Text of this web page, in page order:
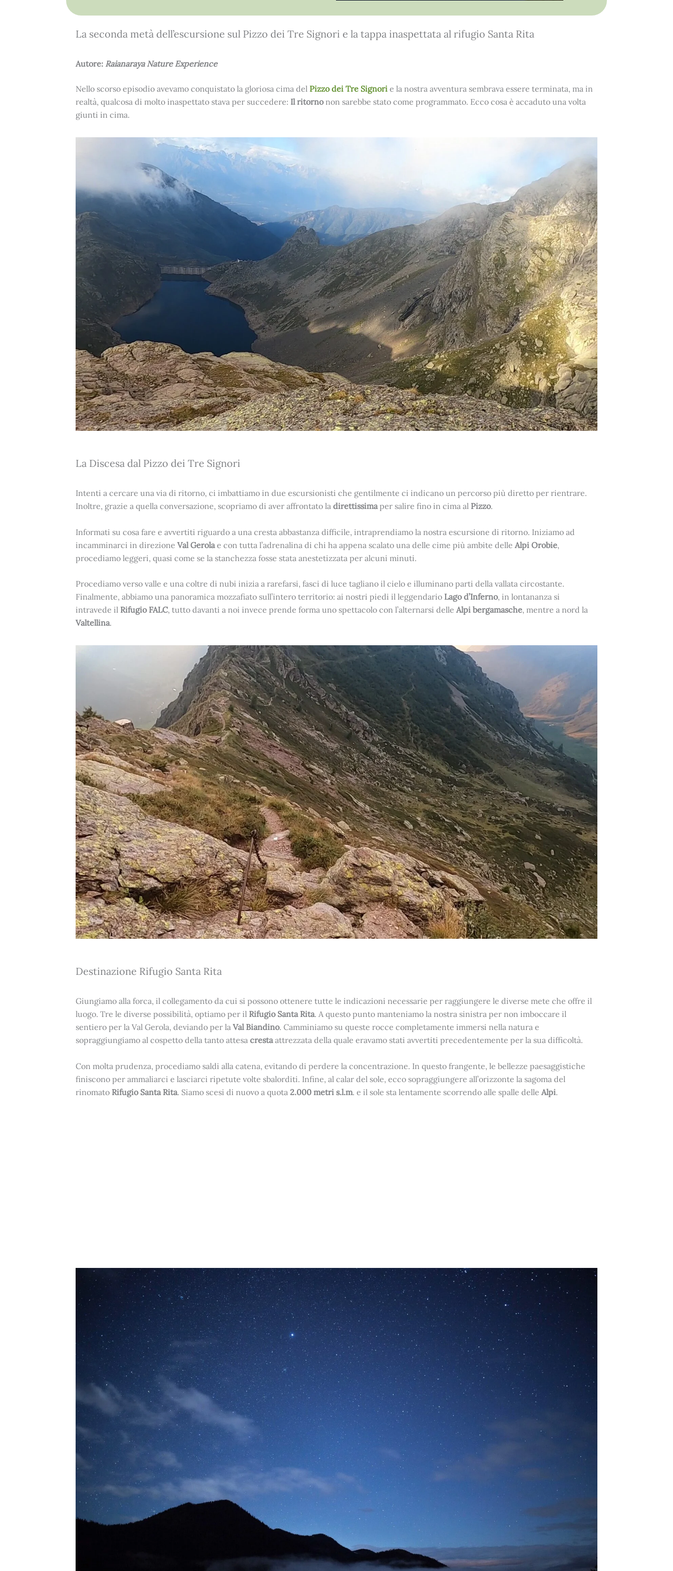
La seconda metà dell’escursione sul Pizzo dei Tre Signori e la tappa inaspettata al rifugio Santa Rita
Autore: Raianaraya Nature Experience
Nello scorso episodio avevamo conquistato la gloriosa cima del Pizzo dei Tre Signori e la nostra avventura sembrava essere terminata, ma in
realtà, qualcosa di molto inaspettato stava per succedere: Il ritornonon sarebbe stato come programmato. Ecco cosa è accaduto una volta
giunti in cima.
La Discesa dal Pizzo dei Tre Signori
Intenti a cercare una via di ritorno, ci imbattiamo in due escursionisti che gentilmente ci indicano un percorso più diretto per rientrare.
Inoltre, grazie a quella conversazione, scopriamo di aver affrontato la direttissimaper salire fino in cima al Pizzo.
Informati su cosa fare e avvertiti riguardo a una cresta abbastanza difficile, intraprendiamo la nostra escursione di ritorno. Iniziamo ad
incamminarci in direzione Val Gerola e con tutta l’adrenalina di chi ha appena scalato una delle cime più ambite delle Alpi Orobie,
procediamo leggeri, quasi come se la stanchezza fosse stata anestetizzata per alcuni minuti.
Procediamo verso valle e una coltre di nubi inizia a rarefarsi, fasci di luce tagliano il cielo e illuminano parti della vallata circostante.
Finalmente, abbiamo una panoramica mozzafiato sull’intero territorio: ai nostri piedi il leggendario Lago d’Inferno, in lontananza si
intravede il Rifugio FALC, tutto davanti a noi invece prende forma uno spettacolo con l’alternarsi delle Alpi bergamasche, mentre a nord la
Valtellina.
Destinazione Rifugio Santa Rita
Giungiamo alla forca, il collegamento da cui si possono ottenere tutte le indicazioni necessarie per raggiungere le diverse mete che offre il
luogo. Tre le diverse possibilità, optiamo per il Rifugio Santa Rita. A questo punto manteniamo la nostra sinistra per non imboccare il
sentiero per la Val Gerola, deviando per la Val Biandino. Camminiamo su queste rocce completamente immersi nella natura e
sopraggiungiamo al cospetto della tanto attesa crestaattrezzata della quale eravamo stati avvertiti precedentemente per la sua difficoltà.
Con molta prudenza, procediamo saldi alla catena, evitando di perdere la concentrazione. In questo frangente, le bellezze paesaggistiche
finiscono per ammaliarci e lasciarci ripetute volte sbalorditi. Infine, al calar del sole, ecco sopraggiungere all’orizzonte la sagoma del
rinomato Rifugio Santa Rita. Siamo scesi di nuovo a quota 2.000 metri s.l.m. e il sole sta lentamente scorrendo alle spalle delle Alpi.